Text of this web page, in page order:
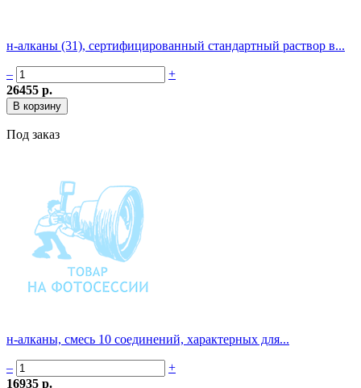
н-алканы (31), сертифицированный стандартный раствор в...
–
+
26455 р.
Под заказ
н-алканы, смесь 10 соединений, характерных для...
–
+
16935 р.